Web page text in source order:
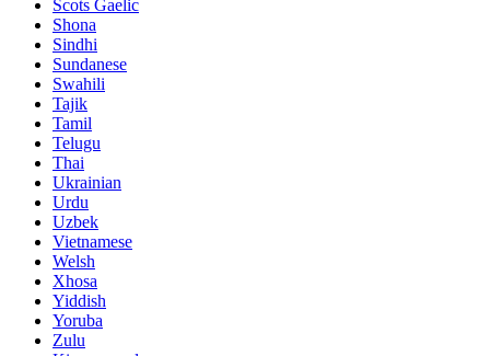
Scots Gaelic
Shona
Sindhi
Sundanese
Swahili
Tajik
Tamil
Telugu
Thai
Ukrainian
Urdu
Uzbek
Vietnamese
Welsh
Xhosa
Yiddish
Yoruba
Zulu